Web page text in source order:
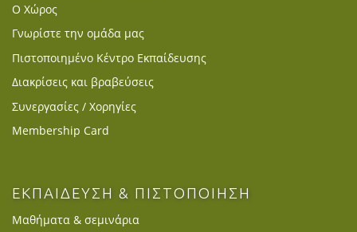
Ο Χώρος
Γνωρίστε την ομάδα μας
Πιστοποιημένο Κέντρο Εκπαίδευσης
Διακρίσεις και βραβεύσεις
Συνεργασίες / Χορηγίες
Membership Card
ΕΚΠΑΙΔΕΥΣΗ & ΠΙΣΤΟΠΟΙΗΣΗ
Μαθήματα & σεμινάρια